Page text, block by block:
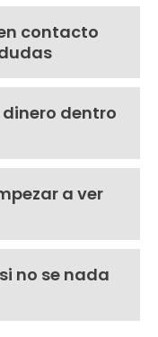
contacto
dentro
a ver
no se nada